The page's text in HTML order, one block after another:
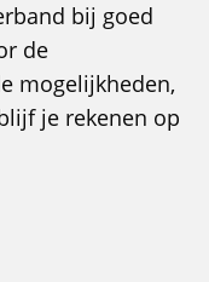
bij goed
de
mogelijkheden,
je rekenen op